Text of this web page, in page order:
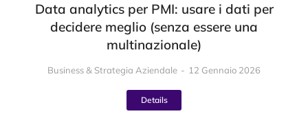
Data analytics per PMI: usare i dati per
decidere meglio (senza essere una
multinazionale)
Business & Strategia Aziendale 12 Gennaio 2026
Details